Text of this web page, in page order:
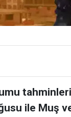
ile Muş